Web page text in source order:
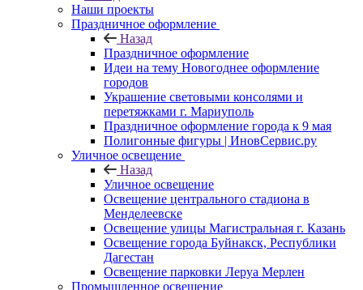
Наши проекты
Праздничное оформление
Назад
Праздничное оформление
Идеи на тему Новогоднее оформление
городов
Украшение световыми консолями и
перетяжками г. Мариуполь
Праздничное оформление города к 9 мая
Полигонные фигуры | ИновСервис.ру
Уличное освещение
Назад
Уличное освещение
Освещение центрального стадиона в
Менделеевске
Освещение улицы Магистральная г. Казань
Освещение города Буйнакск, Республики
Дагестан
Освещение парковки Леруа Мерлен
Промышленное освещение